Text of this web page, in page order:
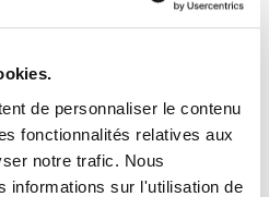
de personnaliser le contenu
fonctionnalités relatives aux
notre trafic. Nous
informations sur l'utilisation de